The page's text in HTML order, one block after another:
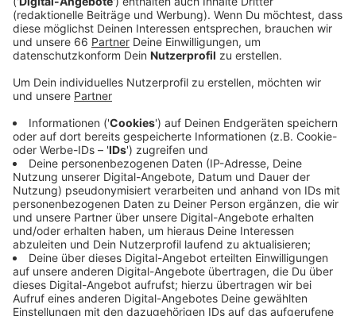
einmal um das Braunkohledorf Lützerath.
Veröffentlicht: Donnerstag, 19.01.2023 13:08
Anzeige
Auf dem Programm steht eine Solidaritätsaktion für
Lützerath vor dem Wirtschaftsministerium hier in
Düsseldorf. Das Motto: „Die Kohle unter Lützerath
muss im Boden bleiben!“ Um 17:30 Uhr wird sich der
Demozug in Bewegung setzen und endet wieder vor
dem Wirtschaftsministerium. Es kann dann zu
Verkehrsbehinderungen in der Innenstadt kommen.
Nach der Räumung von Lützerath geht es FFF jetzt
darum, dass dort die Kohle nicht gefördert wird, damit
laut Aktivisten Deutschland seinen Beitrag zum 1,5